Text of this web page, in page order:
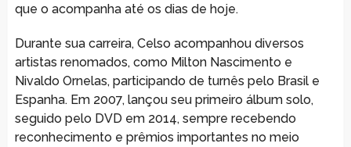
que o acompanha até os dias de hoje.
Durante sua carreira, Celso acompanhou diversos
artistas renomados, como Milton Nascimento e
Nivaldo Ornelas, participando de turnês pelo Brasil e
Espanha. Em 2007, lançou seu primeiro álbum solo,
seguido pelo DVD em 2014, sempre recebendo
reconhecimento e prêmios importantes no meio